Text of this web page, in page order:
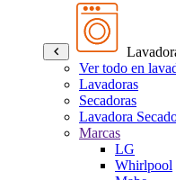
Ver todo en
Lavadoras
Secadoras
Lavadora
Marcas
LG
Whirlpool